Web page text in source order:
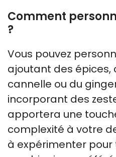
Comment
?
Vous pouvez
ajoutant des épices,
cannelle ou du
incorporant des
apportera une
complexité à votre
à expérimenter pour